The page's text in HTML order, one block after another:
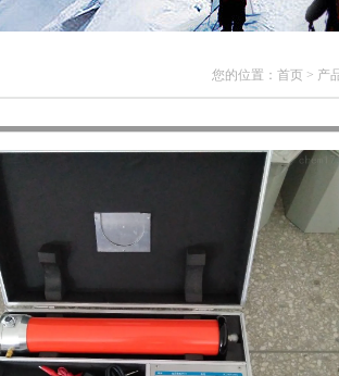
您的位置： 首页 > 产